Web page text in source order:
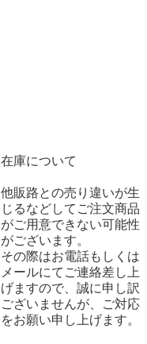
在庫について
他販路との売り違いが生
じるなどしてご注文商品
がご用意できない可能性
がございます。
その際はお電話もしくは
メールにてご連絡差し上
げますので、誠に申し訳
ございませんが、ご対応
をお願い申し上げます。